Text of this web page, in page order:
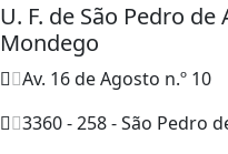
U. F. de São Pedro de
Mondego
Av. 16 de Agosto n.º 10
3360 - 258 - São Pedro